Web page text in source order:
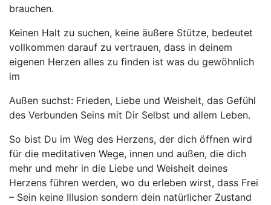
brauchen.
Keinen Halt zu suchen, keine äußere Stütze, bedeutet
vollkommen darauf zu vertrauen, dass in deinem
eigenen Herzen alles zu finden ist was du gewöhnlich
im
Außen suchst: Frieden, Liebe und Weisheit, das Gefühl
des Verbunden Seins mit Dir Selbst und allem Leben.
So bist Du im Weg des Herzens, der dich öffnen wird
für die meditativen Wege, innen und außen, die dich
mehr und mehr in die Liebe und Weisheit deines
Herzens führen werden, wo du erleben wirst, dass Frei
– Sein keine Illusion sondern dein natürlicher Zustand